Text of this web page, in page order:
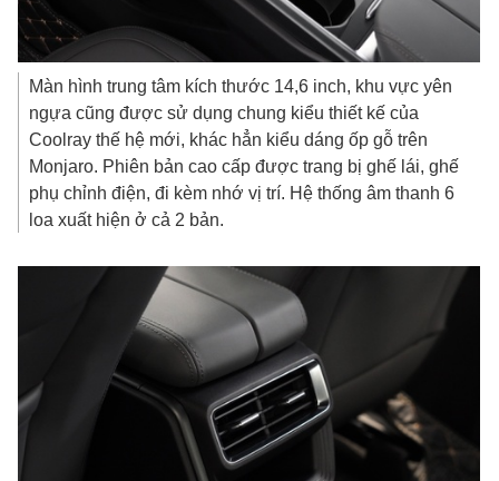
Màn hình trung tâm kích thước 14,6 inch, khu vực yên
ngựa cũng được sử dụng chung kiểu thiết kế của
Coolray thế hệ mới, khác hẳn kiểu dáng ốp gỗ trên
Monjaro. Phiên bản cao cấp được trang bị ghế lái, ghế
phụ chỉnh điện, đi kèm nhớ vị trí. Hệ thống âm thanh 6
loa xuất hiện ở cả 2 bản.